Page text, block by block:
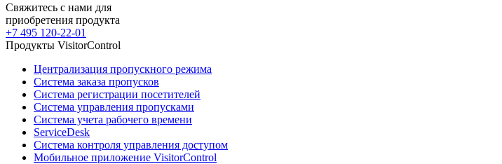
Свяжитесь с нами для
приобретения продукта
+7 495 120-22-01
Продукты VisitorControl
Централизация пропускного режима
Система заказа пропусков
Система регистрации посетителей
Система управления пропусками
Система учета рабочего времени
ServiceDesk
Система контроля управления доступом
Мобильное приложение VisitorControl